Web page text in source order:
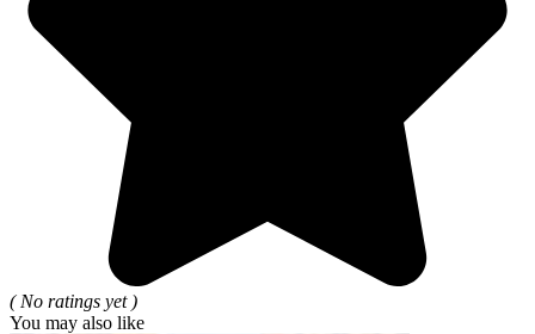
( No ratings yet )
You may also like